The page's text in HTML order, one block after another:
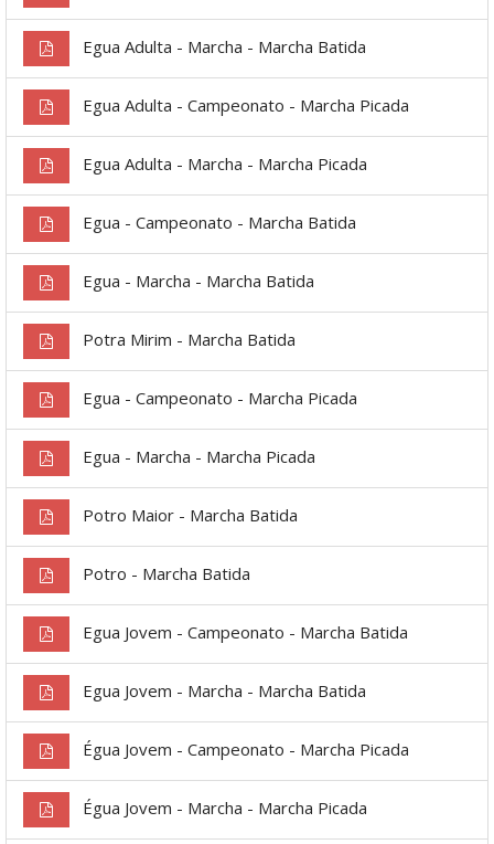
Egua Adulta - Marcha - Marcha Batida
Egua Adulta - Campeonato - Marcha Picada
Egua Adulta - Marcha - Marcha Picada
Egua - Campeonato - Marcha Batida
Egua - Marcha - Marcha Batida
Potra Mirim - Marcha Batida
Egua - Campeonato - Marcha Picada
Egua - Marcha - Marcha Picada
Potro Maior - Marcha Batida
Potro - Marcha Batida
Egua Jovem - Campeonato - Marcha Batida
Egua Jovem - Marcha - Marcha Batida
Égua Jovem - Campeonato - Marcha Picada
Égua Jovem - Marcha - Marcha Picada